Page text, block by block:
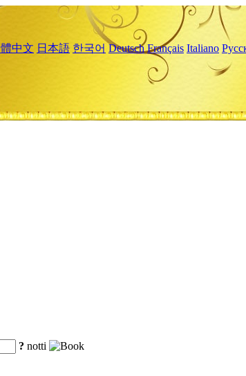
中文 日本語 한국어 Deutsch Français Italiano
? notti